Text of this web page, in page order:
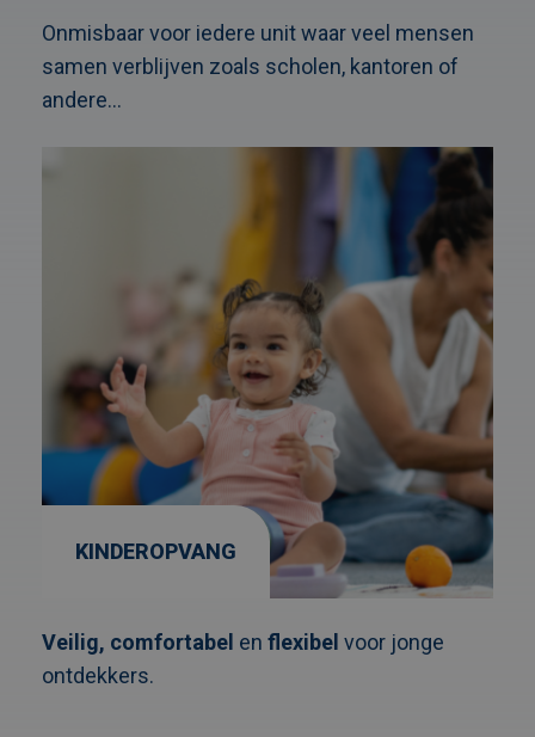
Onmisbaar voor iedere unit waar veel mensen
samen verblijven zoals scholen, kantoren of
andere...
KINDEROPVANG
Veilig, comfortabel en flexibel voor jonge
ontdekkers.